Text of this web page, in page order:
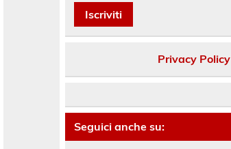
Privacy Policy
Seguici anche su: